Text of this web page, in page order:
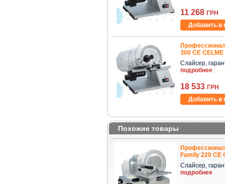
11 268 ГРН
Добавить в
300 CE
Слайсер,
подробнее
18 533 ГРН
Добавить в
Похожие товары
Family 220 СЕ
Слайсер,
подробнее